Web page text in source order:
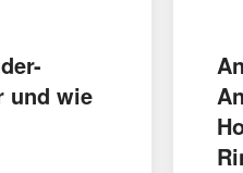
und wie